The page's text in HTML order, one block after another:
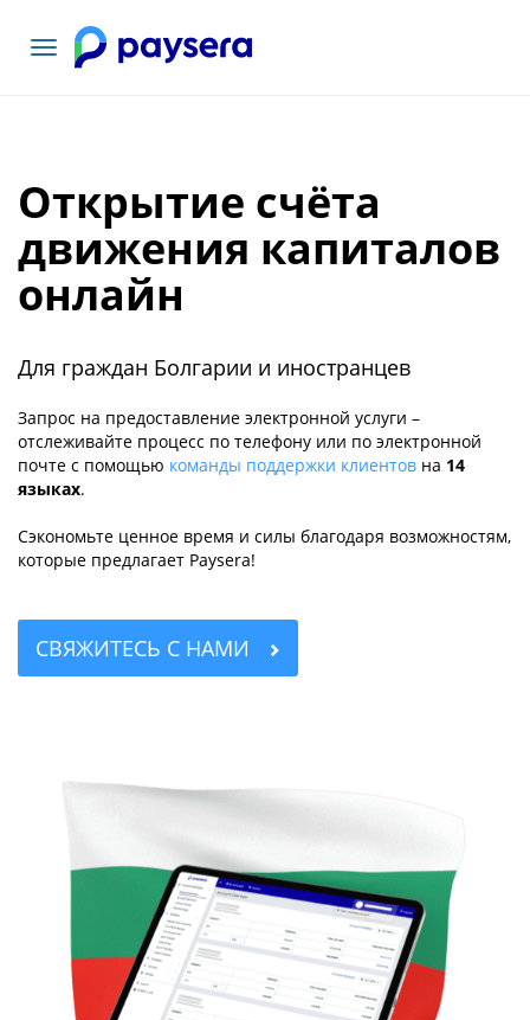
Toggle
navigation
Открытие счёта
движения капиталов
онлайн
Для граждан Болгарии и иностранцев
Запрос на предоставление электронной услуги –
отслеживайте процесс по телефону или по электронной
почте с помощью команды поддержки клиентов на 14
языках.
Сэкономьте ценное время и силы благодаря возможностям,
которые предлагает Paysera!
СВЯЖИТЕСЬ С НАМИ